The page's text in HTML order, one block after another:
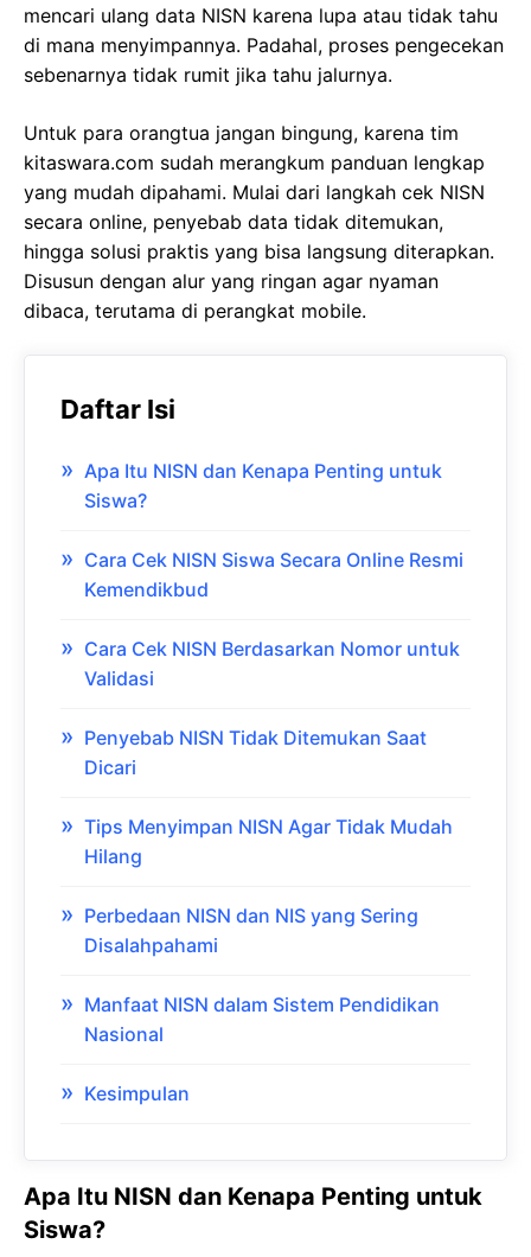
mencari ulang data NISN karena lupa atau tidak tahu
di mana menyimpannya. Padahal, proses pengecekan
sebenarnya tidak rumit jika tahu jalurnya.
Untuk para orangtua jangan bingung, karena tim
kitaswara.com sudah merangkum panduan lengkap
yang mudah dipahami. Mulai dari langkah cek NISN
secara online, penyebab data tidak ditemukan,
hingga solusi praktis yang bisa langsung diterapkan.
Disusun dengan alur yang ringan agar nyaman
dibaca, terutama di perangkat mobile.
Daftar Isi
Apa Itu NISN dan Kenapa Penting untuk
Siswa?
Cara Cek NISN Siswa Secara Online Resmi
Kemendikbud
Cara Cek NISN Berdasarkan Nomor untuk
Validasi
Penyebab NISN Tidak Ditemukan Saat
Dicari
Tips Menyimpan NISN Agar Tidak Mudah
Hilang
Perbedaan NISN dan NIS yang Sering
Disalahpahami
Manfaat NISN dalam Sistem Pendidikan
Nasional
Kesimpulan
Apa Itu NISN dan Kenapa Penting untuk
Siswa?